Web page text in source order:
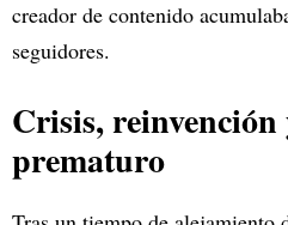
creador de contenido
seguidores.
Crisis,
prematuro